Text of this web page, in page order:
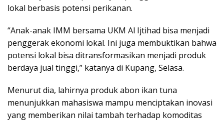
lokal berbasis potensi perikanan.
“Anak-anak IMM bersama UKM Al Ijtihad bisa menjadi
penggerak ekonomi lokal. Ini juga membuktikan bahwa
potensi lokal bisa ditransformasikan menjadi produk
berdaya jual tinggi,” katanya di Kupang, Selasa.
Menurut dia, lahirnya produk abon ikan tuna
menunjukkan mahasiswa mampu menciptakan inovasi
yang memberikan nilai tambah terhadap komoditas